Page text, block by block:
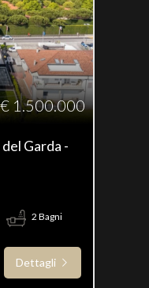
€ 1.500.000
Garda -
2 Bagni
Dettagli